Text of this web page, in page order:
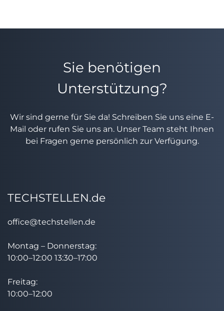
Sie benötigen
Unterstützung?
Wir sind gerne für Sie da! Schreiben Sie uns eine E-
Mail oder rufen Sie uns an. Unser Team steht Ihnen
bei Fragen gerne persönlich zur Verfügung.
TECHSTELLEN.de
office@techstellen.de
Montag – Donnerstag:
10:00–12:00 13:30–17:00
Freitag:
10:00–12:00